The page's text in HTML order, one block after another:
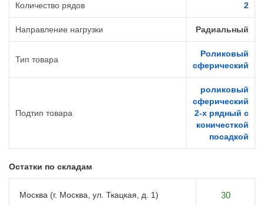
Количество рядов 2
Направление нагрузки Радиальный
Тип товара
Роликовый
сферический
Подтип товара
роликовый
сферический
2-х рядный с
коничесткой
посадкой
Остатки по складам
Москва (г. Москва, ул. Ткацкая, д. 1) 30